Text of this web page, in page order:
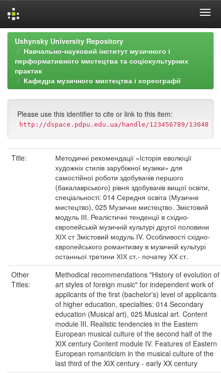
Skip
navigation
Ushynsky University Repository
Навчально-науковий інститут музичного і
перформативного мистецтва та соціокультурних
практик
Кафедра музичного мистецтва і хореографії
Please use this identifier to cite or link to this item:
http://dspace.pdpu.edu.ua/handle/123456789/13048
Title:
Методичні рекомендації «Історія еволюції
художніх стилів зарубіжної музики» для
самостійної роботи здобувачів першого
(бакалаврського) рівня здобувачів вищої освіти,
спеціальності: 014 Середня освіта (Музичне
мистецтво), 025 Музичне мистецтво. Змістовий
модуль ІІІ. Реалістичні тенденції в східно-
європейській музичній культурі другої половини
ХІХ ст Змістовий модуль ІV. Особливості східно-
європейського романтизму в музичній культурі
останньої третини ХІХ ст.- початку ХХ ст.
Other
Titles:
Methodical recommendations "History of evolution of
art styles of foreign music" for independent work of
applicants of the first (bachelor's) level of applicants
of higher education, specialties: 014 Secondary
education (Musical art), 025 Musical art. Content
module III. Realistic tendencies in the Eastern
European musical culture of the second half of the
XIX century Content module IV. Features of Eastern
European romanticism in the musical culture of the
last third of the XIX century - early XX century